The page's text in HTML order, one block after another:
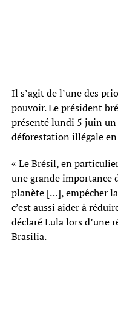
Il s’agit de l’une des
pouvoir. Le président
présenté lundi 5 juin
déforestation illégale
« Le Brésil, en
une grande importance
planète […], empêcher
c’est aussi aider à
déclaré Lula lors d’une
Brasilia.